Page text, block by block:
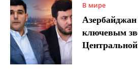
В мире
ключевым